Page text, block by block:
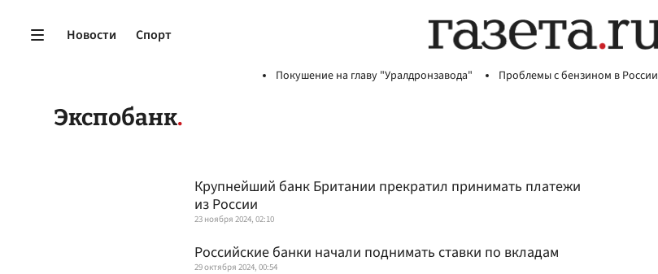
Новости Спорт
Покушение на главу "Уралдронзавода" Проблемы с бензином в России
Экспобанк
Крупнейший банк Британии прекратил принимать платежи
из России
23 ноября 2024, 02:10
Российские банки начали поднимать ставки по вкладам
29 октября 2024, 00:54